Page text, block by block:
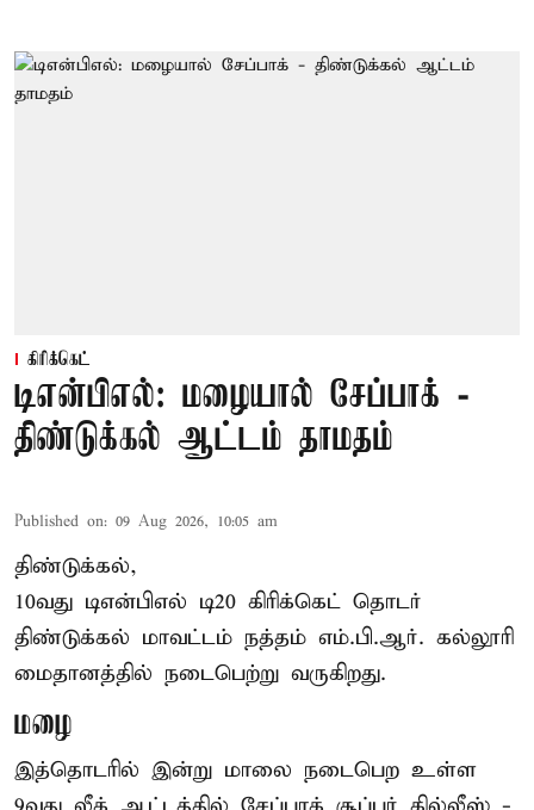
கிரிக்கெட்
டிஎன்பிஎல்: மழையால் சேப்பாக் -
திண்டுக்கல் ஆட்டம் தாமதம்
Published on: 09 Aug 2026, 10:05 am
திண்டுக்கல்,
10வது டிஎன்பிஎல் டி20 கிரிக்கெட் தொடர்
திண்டுக்கல் மாவட்டம் நத்தம் எம்.பி.ஆர். கல்லூரி
மைதானத்தில் நடைபெற்று வருகிறது.
மழை
இத்தொடரில் இன்று மாலை நடைபெற உள்ள